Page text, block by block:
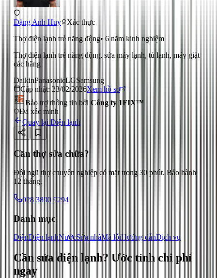
Đặng Anh Huy
Xác thực
Thợ điện lạnh trẻ năng động• 6 năm kinh nghiệm
Thợ điện lạnh trẻ năng động, sửa máy lạnh, tủ lạnh, máy giặt
các hãng
DaikinPanasonicLGSamsung
Cập nhật: 23/02/2026Xem hồ sơ
Bảo trợ thông tin bởi Công ty 1FIX™
Đã xác minh
Quay lại Điện lạnh
Cần thợ sửa chữa?
Đội ngũ thợ chuyên nghiệp có mặt trong 30 phút. Bảo hành
12 tháng.
028 3890 9294
Danh mục
ĐiệnĐiện lạnhNướcSửa nhàMã lỗiHướng dẫnDịch vụ
Cần sửa điện lạnh? Ước tính chi phí
ngay